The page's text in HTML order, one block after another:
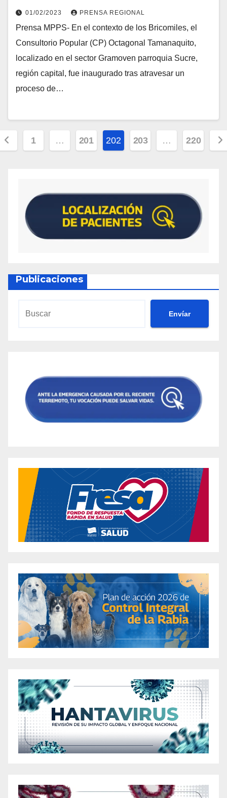
01/02/2023 PRENSA REGIONAL
Prensa MPPS- En el contexto de los Bricomiles, el
Consultorio Popular (CP) Octagonal Tamanaquito,
localizado en el sector Gramoven parroquia Sucre,
región capital, fue inaugurado tras atravesar un
proceso de…
1 … 201 202 203 … 220
Publicaciones
Envíar